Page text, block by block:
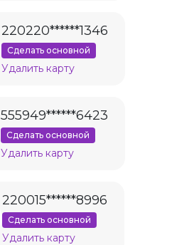
220220******1346
Сделать основной
Удалить карту
555949******6423
Сделать основной
Удалить карту
220015******8996
Сделать основной
Удалить карту